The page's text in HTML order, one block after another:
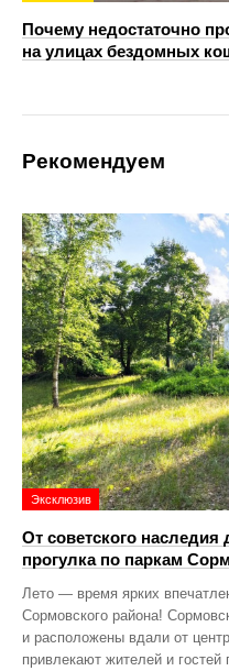
Почему недостаточно
на улицах бездомных
Рекомендуем
Эксклюзив
От советского
прогулка по паркам
Лето — время ярких
Сормовского района!
и расположены вдали от
привлекают жителей и